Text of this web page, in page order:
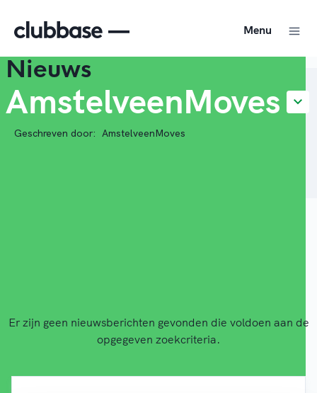
Menu
Nieuws
AmstelveenMoves
Geschreven door: AmstelveenMoves
Er zijn geen nieuwsberichten gevonden die voldoen aan de
opgegeven zoekcriteria.